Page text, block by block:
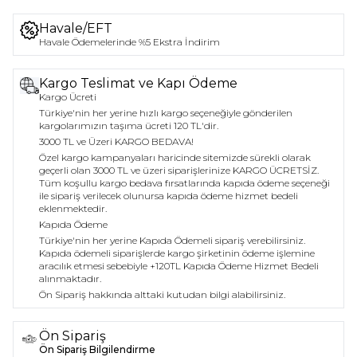
Havale/EFT
Havale Ödemelerinde %5 Ekstra İndirim
Kargo Teslimat ve Kapı Ödeme
Kargo Ücreti
Türkiye'nin her yerine hızlı kargo seçeneğiyle gönderilen
kargolarımızın taşıma ücreti 120 TL'dir.
3000 TL ve Üzeri KARGO BEDAVA!
Özel kargo kampanyaları haricinde sitemizde sürekli olarak
geçerli olan 3000 TL ve üzeri siparişlerinize KARGO ÜCRETSİZ.
Tüm koşullu kargo bedava fırsatlarında kapıda ödeme seçeneği
ile sipariş verilecek olunursa kapıda ödeme hizmet bedeli
eklenmektedir.
Kapıda Ödeme
Türkiye'nin her yerine Kapıda Ödemeli sipariş verebilirsiniz.
Kapıda ödemeli siparişlerde kargo şirketinin ödeme işlemine
aracılık etmesi sebebiyle +120TL Kapıda Ödeme Hizmet Bedeli
alınmaktadır.
Ön Sipariş hakkında alttaki kutudan bilgi alabilirsiniz.
Ön Sipariş
Ön Sipariş Bilgilendirme